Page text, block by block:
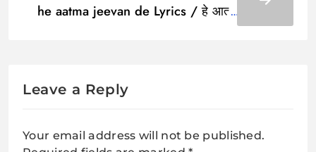
he aatma jeevan de Lyrics / हे आत्मा
Leave a Reply
Your email address will not be published.